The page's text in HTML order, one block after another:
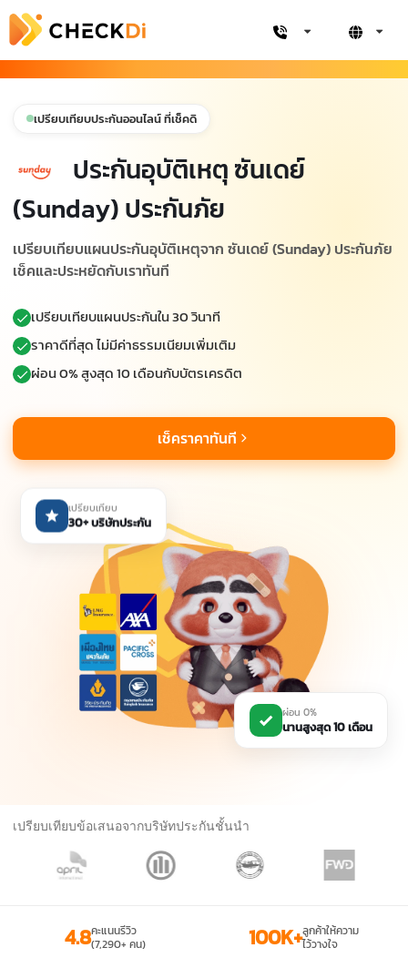
เปรียบเทียบประกันออนไลน์ ที่เช็คดิ
ประกันอุบัติเหตุ ซันเดย์
(Sunday) ประกันภัย
เปรียบเทียบแผนประกันอุบัติเหตุจาก ซันเดย์ (Sunday) ประกันภัย
เช็คและประหยัดกับเราทันที
เปรียบเทียบแผนประกันใน 30 วินาที
ราคาดีที่สุด ไม่มีค่าธรรมเนียมเพิ่มเติม
ผ่อน 0% สูงสุด 10 เดือนกับบัตรเครดิต
เช็คราคาทันที
เปรียบเทียบ
30+ บริษัทประกัน
ผ่อน 0%
นานสูงสุด 10 เดือน
เปรียบเทียบข้อเสนอจากบริษัทประกันชั้นนำ
4.8คะแนนรีวิว
(7,290+ คน)
100K+ลูกค้าให้ความ
ไว้วางใจ